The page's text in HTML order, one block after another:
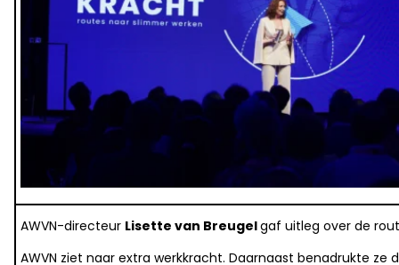
AWVN-directeur Lisette van Breugelgaf uitleg over de
AWVN ziet naar extra werkkracht. Daarnaast benadrukte ze